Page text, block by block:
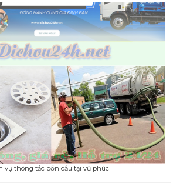
vụ thông tắc bồn cầu tại vũ phúc